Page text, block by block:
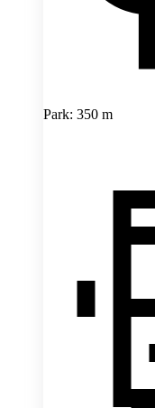
Park: 350 m